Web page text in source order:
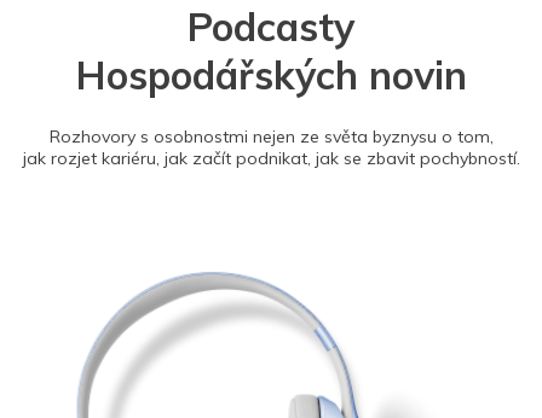
Podcasty
Hospodářských novin
Rozhovory s osobnostmi nejen ze světa byznysu o tom,
jak rozjet kariéru, jak začít podnikat, jak se zbavit pochybností.